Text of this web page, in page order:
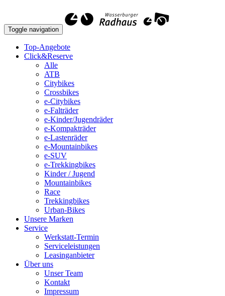
Toggle navigation
Top-Angebote
Click&Reserve
Alle
ATB
Citybikes
Crossbikes
e-Citybikes
e-Falträder
e-Kinder/Jugendräder
e-Kompakträder
e-Lastenräder
e-Mountainbikes
e-SUV
e-Trekkingbikes
Kinder / Jugend
Mountainbikes
Race
Trekkingbikes
Urban-Bikes
Unsere Marken
Service
Werkstatt-Termin
Serviceleistungen
Leasinganbieter
Über uns
Unser Team
Kontakt
Impressum